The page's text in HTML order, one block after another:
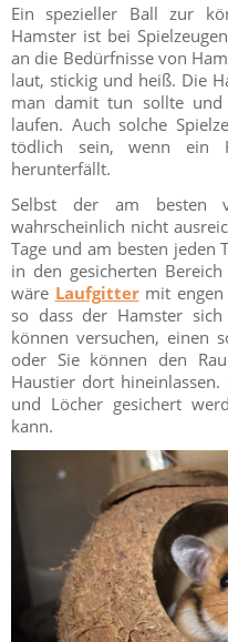
Ein spezieller Ball zur
Hamster ist bei
an die Bedürfnisse von
laut, stickig und heiß. Die
man damit tun sollte
laufen. Auch solche
tödlich sein, wenn ein
herunterfällt.
Selbst der am besten
wahrscheinlich nicht
Tage und am besten jeden
in den gesicherten
wäre Laufgittermit engen
so dass der Hamster
können versuchen, einen
oder Sie können den
Haustier dort
und Löcher gesichert
kann.